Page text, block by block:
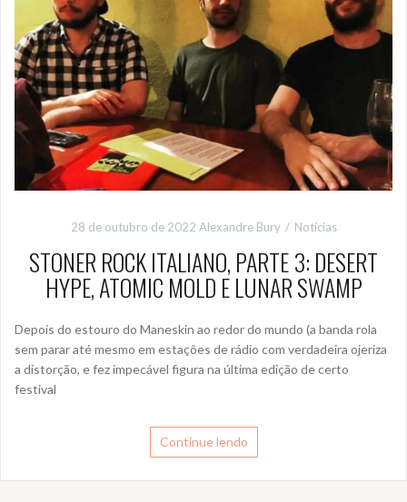
28 de outubro de 2022 Alexandre Bury Notícias
STONER ROCK ITALIANO, PARTE 3: DESERT
HYPE, ATOMIC MOLD E LUNAR SWAMP
Depois do estouro do Maneskin ao redor do mundo (a banda rola
sem parar até mesmo em estações de rádio com verdadeira ojeriza
a distorção, e fez impecável figura na última edição de certo
festival
Continue lendo